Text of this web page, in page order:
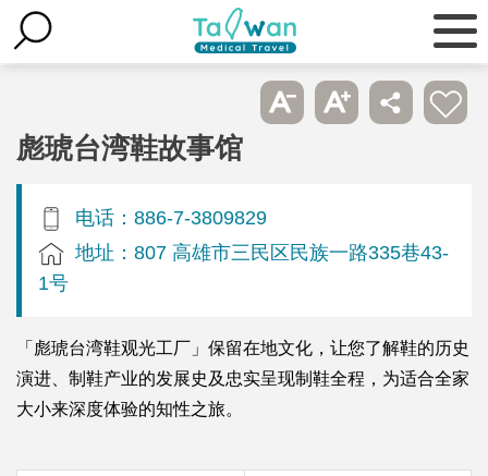
彪琥台湾鞋故事馆
电话：886-7-3809829
地址：807 高雄市三民区民族一路335巷43-
1号
「彪琥台湾鞋观光工厂」保留在地文化，让您了解鞋的历史
演进、制鞋产业的发展史及忠实呈现制鞋全程，为适合全家
大小来深度体验的知性之旅。